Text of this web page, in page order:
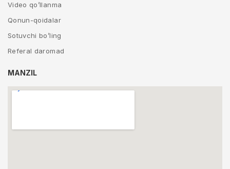
Video qo’llanma
Qonun-qoidalar
Sotuvchi bo’ling
Referal daromad
MANZIL